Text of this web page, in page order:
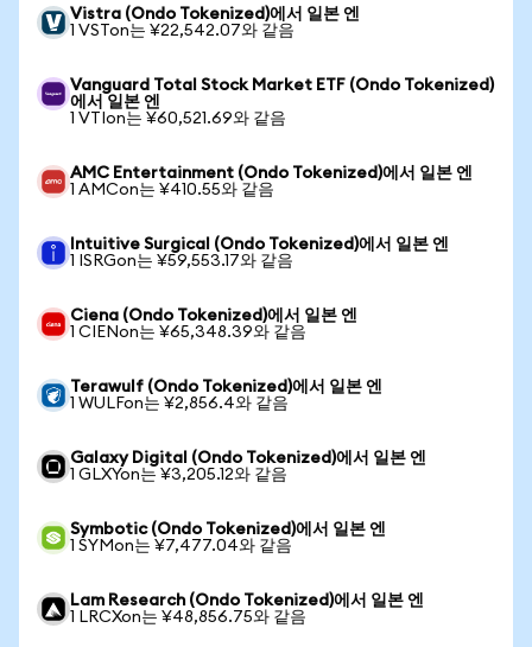
Vistra (Ondo Tokenized)에서 일본 엔
1 VSTon는 ¥22,542.07와 같음
Vanguard Total Stock Market ETF (Ondo Tokenized)
에서 일본 엔
1 VTIon는 ¥60,521.69와 같음
AMC Entertainment (Ondo Tokenized)에서 일본 엔
1 AMCon는 ¥410.55와 같음
Intuitive Surgical (Ondo Tokenized)에서 일본 엔
1 ISRGon는 ¥59,553.17와 같음
Ciena (Ondo Tokenized)에서 일본 엔
1 CIENon는 ¥65,348.39와 같음
Terawulf (Ondo Tokenized)에서 일본 엔
1 WULFon는 ¥2,856.4와 같음
Galaxy Digital (Ondo Tokenized)에서 일본 엔
1 GLXYon는 ¥3,205.12와 같음
Symbotic (Ondo Tokenized)에서 일본 엔
1 SYMon는 ¥7,477.04와 같음
Lam Research (Ondo Tokenized)에서 일본 엔
1 LRCXon는 ¥48,856.75와 같음